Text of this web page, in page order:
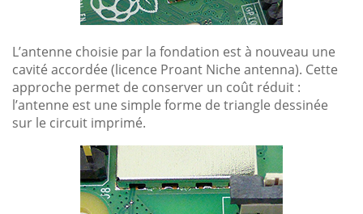
L’antenne choisie par la fondation est à nouveau une
cavité accordée (licence Proant Niche antenna). Cette
approche permet de conserver un coût réduit :
l’antenne est une simple forme de triangle dessinée
sur le circuit imprimé.